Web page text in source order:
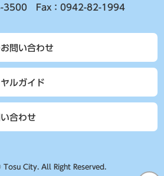
3500 Fax：0942-82-1994
問い合わせ
ルガイド
合わせ
City. All Right Reserved.